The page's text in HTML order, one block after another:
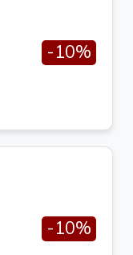
-10%
-10%